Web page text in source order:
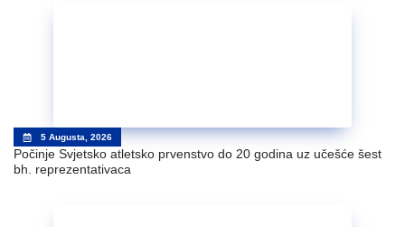
5 Augusta, 2026
Počinje Svjetsko atletsko prvenstvo do 20 godina uz učešće šest
bh. reprezentativaca